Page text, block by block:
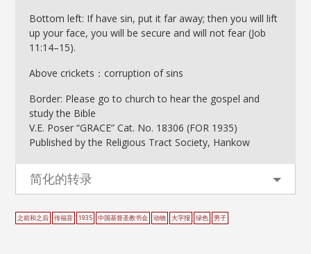
Bottom left: If have sin, put it far away; then you will lift
up your face, you will be secure and will not fear (Job
11:14–15).
Above crickets：corruption of sins
Border: Please go to church to hear the gospel and
study the Bible
V.E. Poser “GRACE” Cat. No. 18306 (FOR 1935)
Published by the Religious Tract Society, Hankow
简化的转录
之前和之后 传福音 1935 中国基督圣教书会 动物 大字报 绿色 男子